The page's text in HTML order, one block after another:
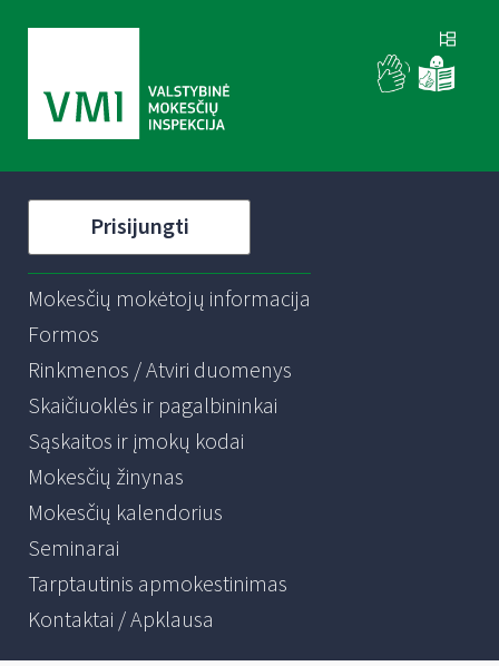
Prisijungti
Mokesčių mokėtojų informacija
Formos
Rinkmenos / Atviri duomenys
Skaičiuoklės ir pagalbininkai
Sąskaitos ir įmokų kodai
Mokesčių žinynas
Mokesčių kalendorius
Seminarai
Tarptautinis apmokestinimas
Kontaktai / Apklausa